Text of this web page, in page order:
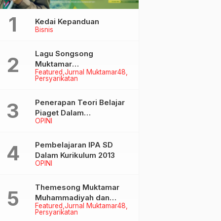
Bisnis
Kedai Kepanduan
Featured Jurnal Muktamar48
Persyarikatan
Lagu Songsong
Muktamar
Muhammadiyah &
Aisyiyah ke-48
OPINI
Penerapan Teori Belajar
Piaget Dalam
Pembelanjaran IPA SD
OPINI
Pembelajaran IPA SD
Dalam Kurikulum 2013
Featured Jurnal Muktamar48
Persyarikatan
Themesong Muktamar
Muhammadiyah dan
Aisyiyah Ke-48